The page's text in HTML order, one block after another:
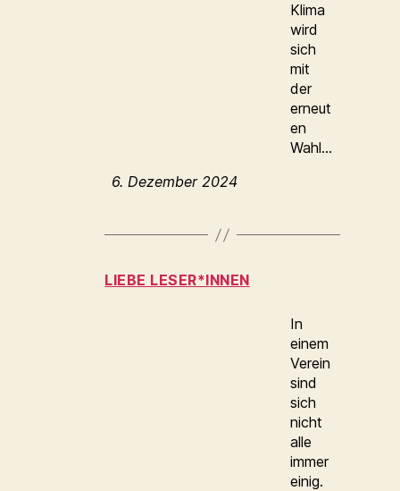
Klima
wird
sich
mit
der
erneut
en
Wahl…
6. Dezember 2024
LIEBE LESER*INNEN
In
einem
Verein
sind
sich
nicht
alle
immer
einig.